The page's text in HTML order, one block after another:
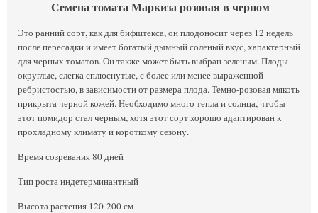
Семена томата Маркиза розовая в черном
Это ранний сорт, как для бифштекса, он плодоносит через 12 недель
после пересадки и имеет богатый дымный соленый вкус, характерный
для черных томатов. Он также может быть выбран зеленым. Плоды
округлые, слегка сплюснутые, с более или менее выраженной
ребристостью, в зависимости от размера плода. Темно-розовая мякоть
прикрыта черной кожей. Необходимо много тепла и солнца, чтобы
этот помидор стал черным, хотя этот сорт хорошо адаптирован к
прохладному климату и короткому сезону.
Время созревания 80 дней
Тип роста индетерминантный
Высота растения 120-200 см